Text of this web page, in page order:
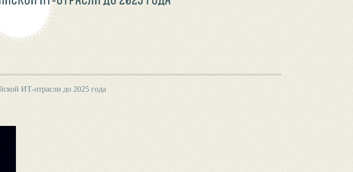
ИТ-отрасли до 2025 года